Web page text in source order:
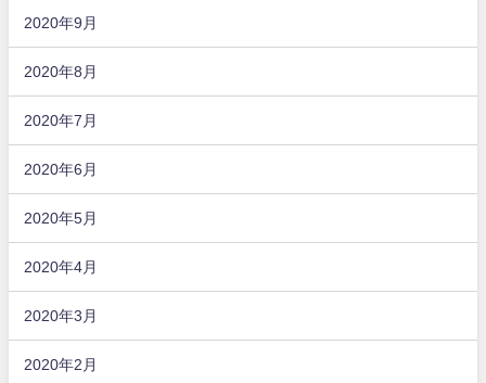
2020年9月
2020年8月
2020年7月
2020年6月
2020年5月
2020年4月
2020年3月
2020年2月